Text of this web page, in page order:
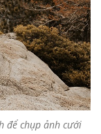
để chụp ảnh cưới